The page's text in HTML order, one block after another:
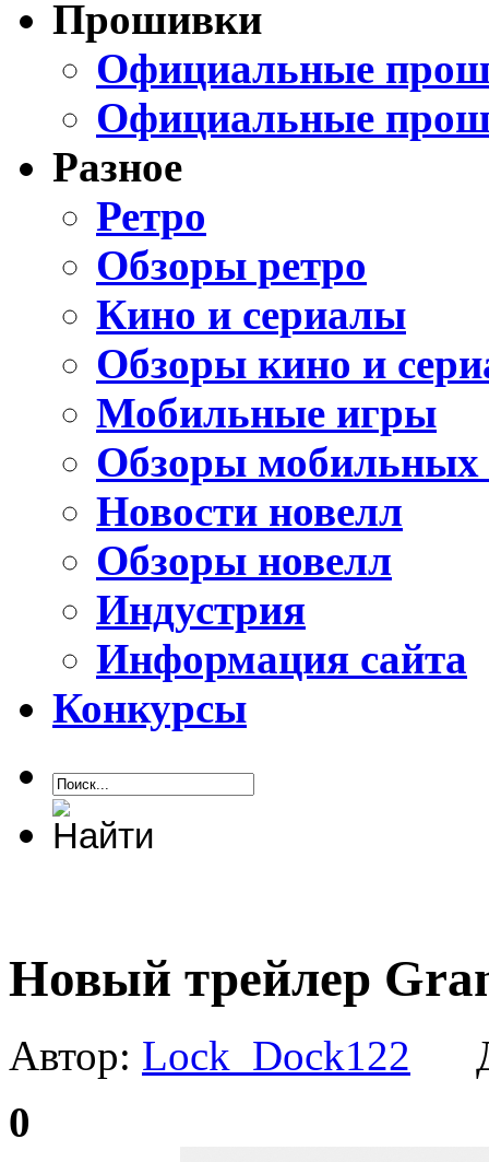
Прошивки
Официальные
Официальные
Разное
Ретро
Обзоры ретро
Кино и сериалы
Обзоры кино и
Мобильные игры
Обзоры мобильных
Новости новелл
Обзоры новелл
Индустрия
Информация сайта
Конкурсы
Новый трейлер
Автор: Lock_Dock122
0